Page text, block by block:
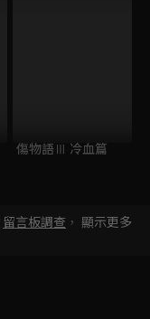
傷物語Ⅲ 冷血篇
留言板調查 ， 顯示更多